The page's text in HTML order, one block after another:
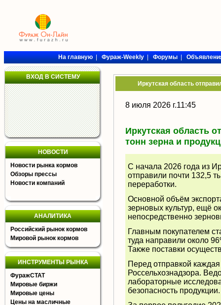
На главную|Фураж-Weekly|Форумы|
ВХОД В СИСТЕМУ
НОВОСТИ
Новости рынка кормов
Обзоры прессы
Новости компаний
АНАЛИТИКА
Российский рынок кормов
Мировой рынок кормов
ИНСТРУМЕНТЫ РЫНКА
ФуражСТАТ
Мировые биржи
Мировые цены
Цены на масличные
Иркутская область
8 июля 2026 г.11:45
Иркутская область
тонн зерна и
С начала 2026 года из
отправили почти 132,5
переработки.
Основной объём
зерновых культур, ещё
непосредственно
Главным покупателем
туда направили около
Также поставки
Перед отправкой
Россельхознадзора.
лабораторные
безопасность продукции.